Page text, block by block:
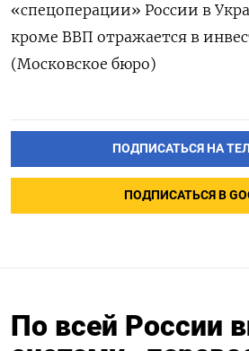
«спецоперации» России в
кроме ВВП отражается в
(Московское бюро)
ПОДПИСАТЬСЯ НА
ПОДПИСАТЬСЯ В
По всей России